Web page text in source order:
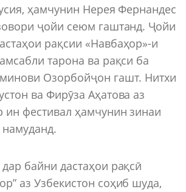
ҳамчунин Нерея Фернандес
ҷойи сеюм гаштанд. Ҷойи
рақсии «Навбаҳор»-и
тарона ва рақси ба
Озорбойҷон гашт. Нитхи
ва Фирӯза Аҳатова аз
ин фестивал ҳамчунин зинаи
байни дастаҳои рақсӣ
аз Узбекистон соҳиб шуда,